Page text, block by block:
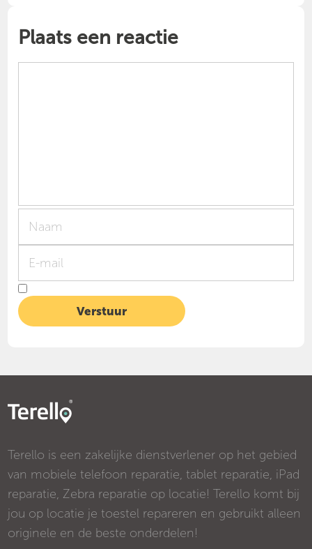
Plaats een reactie
Terello is een zakelijke dienstverlener op het gebied
van mobiele telefoon reparatie, tablet reparatie, iPad
reparatie, Zebra reparatie op locatie! Terello komt bij
jou op locatie je toestel repareren en gebruikt alleen
originele en de beste onderdelen!